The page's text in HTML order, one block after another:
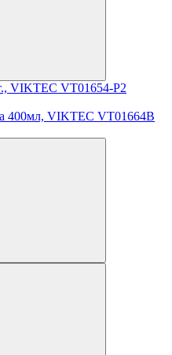
VIKTEC VT01654-P2